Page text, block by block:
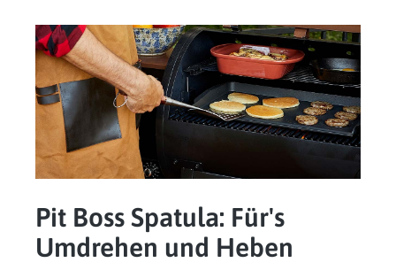
Pit Boss Spatula: Für's
Umdrehen und Heben